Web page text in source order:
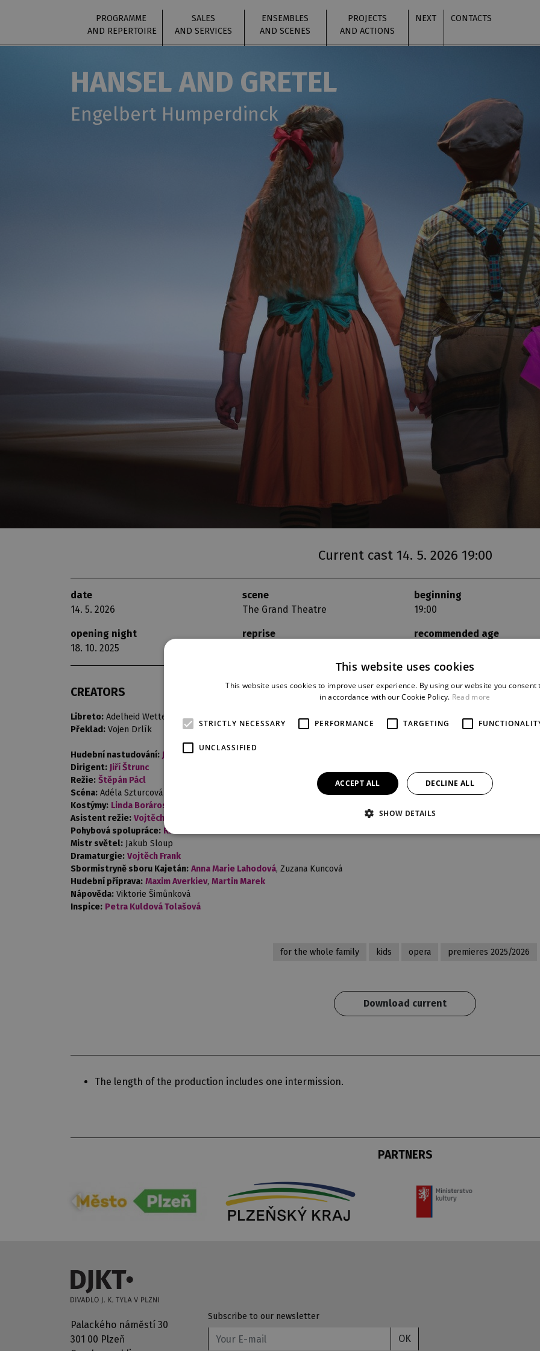
PROGRAMME
AND REPERTOIRE
SALES
AND SERVICES
ENSEMBLES
AND SCENES
PROJECTS
AND ACTIONS
NEXT CONTACTS
HANSEL AND GRETEL
Engelbert Humperdinck
Current cast 14. 5. 2026 19:00
date
14. 5. 2026
scene
The Grand Theatre
beginning
19:00
opening night
18. 10. 2025
reprise
recommended age
CREATORS
Libreto: Adelheid Wette
Překlad: Vojen Drlík
Hudební nastudování: Jiří Štrunc
Dirigent: Jiří Štrunc
Režie: Štěpán Pácl
Scéna: Adéla Szturcová
Kostýmy: Linda Boráros
Asistent režie: Vojtěch Jansa
Pohybová spolupráce: Richard Ševčík
Mistr světel: Jakub Sloup
Dramaturgie: Vojtěch Frank
Sbormistryně sboru Kajetán: Anna Marie Lahodová, Zuzana Kuncová
Hudební příprava: Maxim Averkiev, Martin Marek
Nápověda: Viktorie Šimůnková
Inspice: Petra Kuldová Tolašová
PRERSONS AND ACTORS
Barbora de Nunes-
Mařenka:
Lenka Pavlovič
Ježibaba: Jana Foff Tetourová
Orchestr opery DJKT
Balet DJKT
for the whole family kids opera premieres 2025/2026
Download current
The length of the production includes one intermission.
PARTNERS
Palackého náměstí 30
301 00 Plzeň
Subscribe to our newsletter
OK
This website uses cookies
This website uses cookies to improve user experience. By using our website you consent
in accordance with our Cookie Policy. Read more
STRICTLY NECESSARY PERFORMANCE TARGETING
UNCLASSIFIED
ACCEPT ALL DECLINE ALL
SHOW DETAILS